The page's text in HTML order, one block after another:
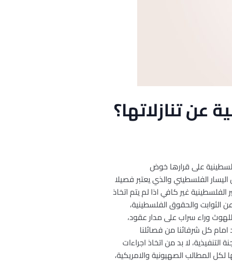
تنازلاتها؟
على قرارها خوض
الفلسطيني والذي يعتبر فصيلا
غير كافي اذا لم يتم اتخاذ
الثوابت والحقوق الفلسطينية،
وراء سراب على مدار عقود،
امام كل شرفائنا من فصائلنا
لا بد من اتخاذ اجراءات
المطالب الصهيونية والامريكية،